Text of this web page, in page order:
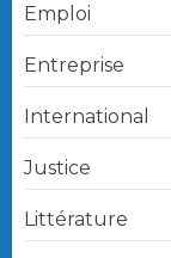
Emploi
Entreprise
International
Justice
Littérature